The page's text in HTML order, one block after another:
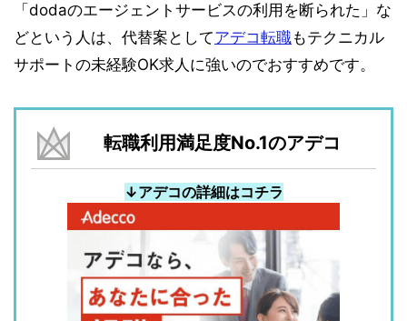
「dodaのエージェントサービスの利用を断られた」な
どという人は、代替案としてアデコ転職もテクニカル
サポートの未経験OK求人に強いのでおすすめです。
転職利用満足度No.1のアデコ
↓アデコの詳細はコチラ